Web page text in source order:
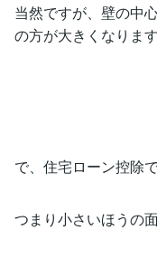
当然ですが、壁の中
の方が大きくなります
で、住宅ローン控除
つまり小さいほうの